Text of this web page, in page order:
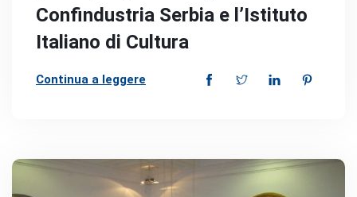
Confindustria Serbia e l’Istituto
Italiano di Cultura
Continua a leggere